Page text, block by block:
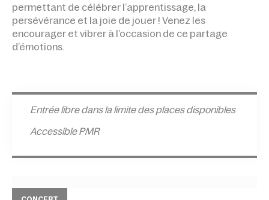
permettant de célébrer l’apprentissage, la
persévérance et la joie de jouer ! Venez les
encourager et vibrer à l’occasion de ce partage
d’émotions.
Entrée libre dans la limite des places disponibles
Accessible PMR